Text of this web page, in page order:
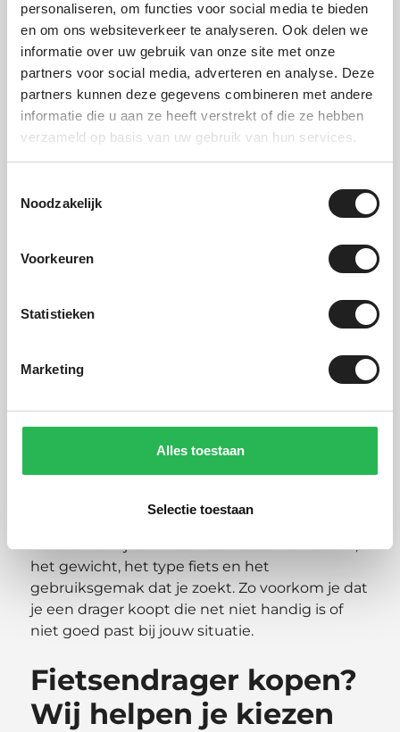
personaliseren, om functies voor social media te bieden
en om ons websiteverkeer te analyseren. Ook delen we
informatie over uw gebruik van onze site met onze
partners voor social media, adverteren en analyse. Deze
partners kunnen deze gegevens combineren met andere
informatie die u aan ze heeft verstrekt of die ze hebben
verzameld op basis van uw gebruik van hun services.
Noodzakelijk
Voorkeuren
Statistieken
Marketing
Alles toestaan
Selectie toestaan
bergen.
Thule Xpress
DeThule Xpressis een eenvoudige en
compacte oplossing voor het meenemen van
fietsen. Deze drager is minder uitgebreid dan
de luxere trekhaakdragers, maar wel makkelijk
in gebruik. De Xpress is vooral geschikt voor
lichtere fietsen en incidenteel gebruik. Zoek je
een rit? Dan kan dit een praktische keuze zijn.
Fietsendrager winkel
montage
Wil je een fietsendrager kopen, maar twijfel je
advies belangrijk. Online zie je veel opties, maar
in de praktijk gaat het om de combinatie van
jouw auto, trekhaak en fietsen. In onze
kiezen. We kijken mee naar het aantal fietsen,
het gewicht, het type fiets en het
gebruiksgemak dat je zoekt. Zo voorkom je dat
je een drager koopt die net niet handig is of
niet goed past bij jouw situatie.
Fietsendrager kopen?
Wij helpen je kiezen